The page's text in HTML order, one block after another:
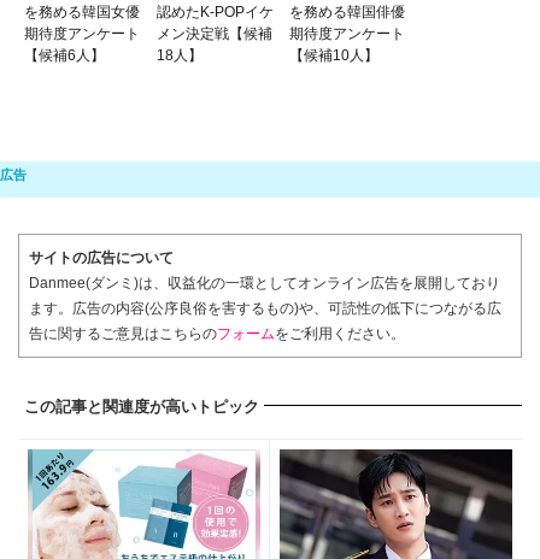
を務める韓国女優
期待度アンケート
【候補6人】
認めたK-POPイケ
メン決定戦【候補
18人】
を務める韓国俳優
期待度アンケート
【候補10人】
サイトの広告について
Danmee(ダンミ)は、収益化の一環としてオンライン広告を展開しており
ます。広告の内容(公序良俗を害するもの)や、可読性の低下につながる広
告に関するご意見はこちらのフォームをご利用ください。
この記事と関連度が高いトピック